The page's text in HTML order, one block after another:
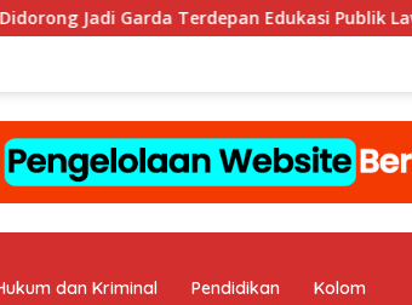
Terdepan Edukasi Publik Lawan Pinjol Ilegal*
dan Kriminal Pendidikan Kolom